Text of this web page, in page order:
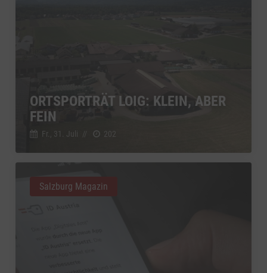
ORTSPORTRÄT LOIG: KLEIN, ABER
FEIN
Fr., 31. Juli // 202
Salzburg Magazin